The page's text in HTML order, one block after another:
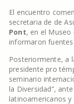
El encuentro
secretaria de de
Pont, en el Museo
informaron
Posteriormente, a
presidente pro
seminario
la Diversidad”,
latinoamericanos y